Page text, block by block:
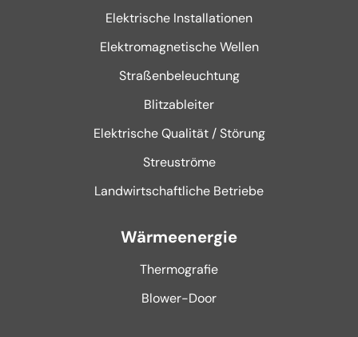
Elektrische Installationen
Elektromagnetische Wellen
Straßenbeleuchtung
Blitzableiter
Elektrische Qualität / Störung
Streuströme
Landwirtschaftliche Betriebe
Wärmeenergie
Thermografie
Blower-Door